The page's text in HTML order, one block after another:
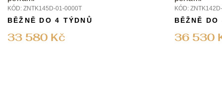
KÓD: ZNTK145D-01-0000T
33 580 Kč
BĚŽNĚ DO 4 TÝDNŮ
KÓD:
36 530
BĚŽNĚ DO